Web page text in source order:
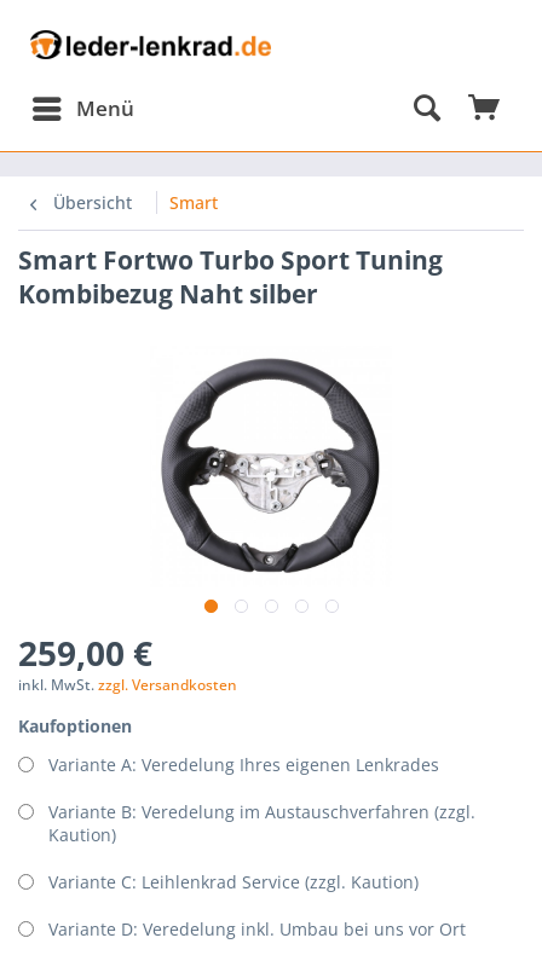
Menü
Übersicht Smart
Smart Fortwo Turbo Sport Tuning
Kombibezug Naht silber
259,00 €
inkl. MwSt.zzgl. Versandkosten
Kaufoptionen
Variante A: Veredelung Ihres eigenen Lenkrades
Variante B: Veredelung im Austauschverfahren (zzgl.
Kaution)
Variante C: Leihlenkrad Service (zzgl. Kaution)
Variante D: Veredelung inkl. Umbau bei uns vor Ort